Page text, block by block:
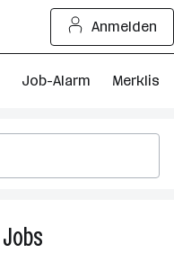
Anmelden
Job-Alarm Merkliste
Jobs